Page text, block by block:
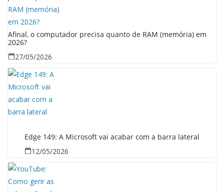
Afinal, o computador precisa quanto de RAM (memória) em
2026?
27/05/2026
Edge 149: A Microsoft vai acabar com a barra lateral
12/05/2026